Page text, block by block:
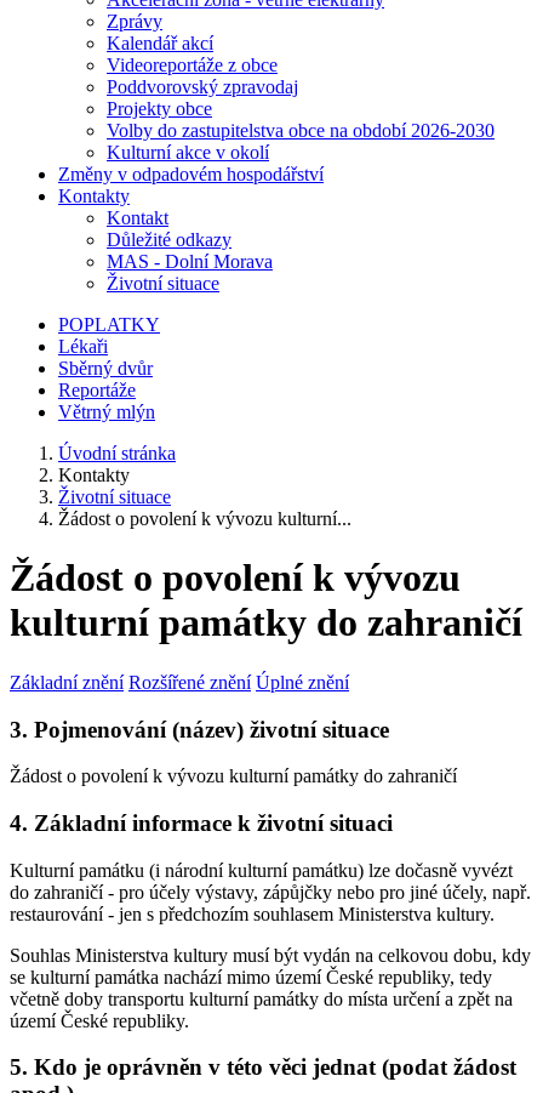
Zprávy
Kalendář akcí
Videoreportáže z obce
Poddvorovský zpravodaj
Projekty obce
Volby do zastupitelstva obce na období 2026-2030
Kulturní akce v okolí
Změny v odpadovém hospodářství
Kontakty
Kontakt
Důležité odkazy
MAS - Dolní Morava
Životní situace
POPLATKY
Lékaři
Sběrný dvůr
Reportáže
Větrný mlýn
Úvodní stránka
Kontakty
Životní situace
Žádost o povolení k vývozu kulturní...
Žádost o povolení k vývozu
kulturní památky do zahraničí
Základní znění Rozšířené znění Úplné znění
3. Pojmenování (název) životní situace
Žádost o povolení k vývozu kulturní památky do zahraničí
4. Základní informace k životní situaci
Kulturní památku (i národní kulturní památku) lze dočasně vyvézt
do zahraničí - pro účely výstavy, zápůjčky nebo pro jiné účely, např.
restaurování - jen s předchozím souhlasem Ministerstva kultury.
Souhlas Ministerstva kultury musí být vydán na celkovou dobu, kdy
se kulturní památka nachází mimo území České republiky, tedy
včetně doby transportu kulturní památky do místa určení a zpět na
území České republiky.
5. Kdo je oprávněn v této věci jednat (podat žádost